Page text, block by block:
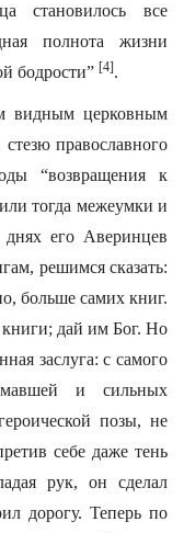
становилось все
полнота жизни
бодрости” [4].
видным церковным
православного
“возвращения к
тогда межеумки и
его Аверинцев
решимся сказать:
больше самих книг.
дай им Бог. Но
заслуга: с самого
и сильных
позы, не
себе даже тень
рук, он сделал
дорогу. Теперь по